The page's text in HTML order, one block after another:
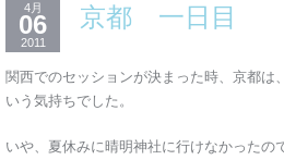
4月
06
2011
京都 一日目
関西でのセッションが決まった時、京都は
いう気持ちでした。
いや、夏休みに晴明神社に行けなかったの